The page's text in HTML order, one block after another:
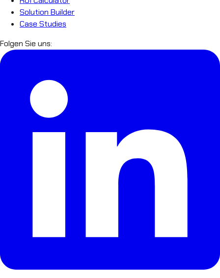
Solution Builder
Case Studies
Folgen Sie uns: